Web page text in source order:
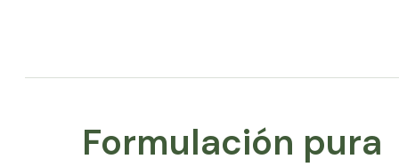
Formulación pura